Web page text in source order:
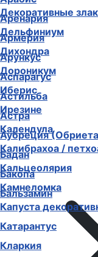
Аренария
Армерия
Арункус
Аспарагус
Астильба
Астра
Аубреция
Бадан
Бакопа
Бальзамин
Декоративные
Дельфиниум
Дихондра
Дороникум
Иберис
Ирезине
Календула
Калибрахоа /
Кальцеолярия
Камнеломка
Капуста
Катарантус
Кларкия